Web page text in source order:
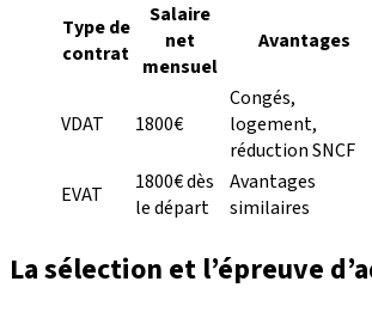
Type de
contrat
Salaire
net
mensuel
Avantages
VDAT 1800€
Congés,
logement,
réduction SNCF
EVAT
1800€ dès
le départ
Avantages
similaires
La sélection et l’épreuve